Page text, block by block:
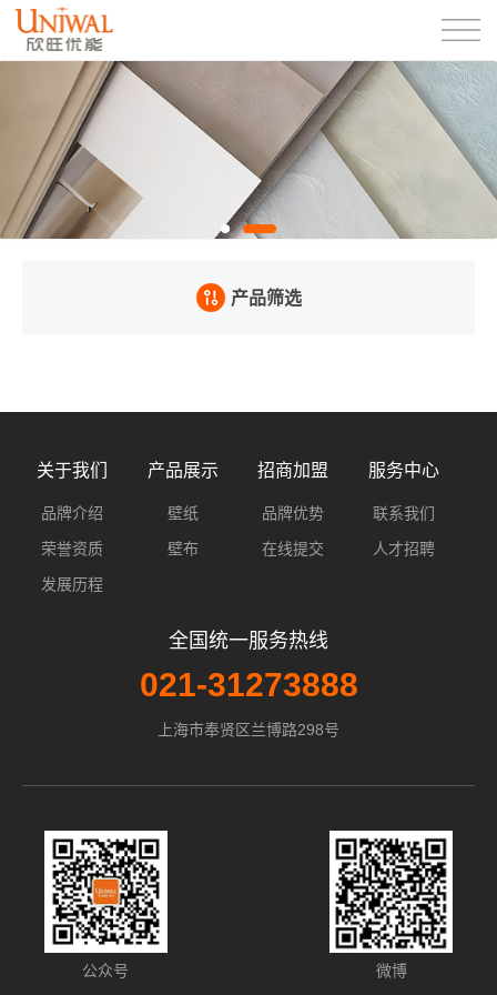
产品筛选
关于我们
品牌介绍
荣誉资质
发展历程
产品展示
壁纸
壁布
招商加盟
品牌优势
在线提交
服务中心
联系我们
人才招聘
全国统一服务热线
021-31273888
上海市奉贤区兰博路298号
公众号 微博